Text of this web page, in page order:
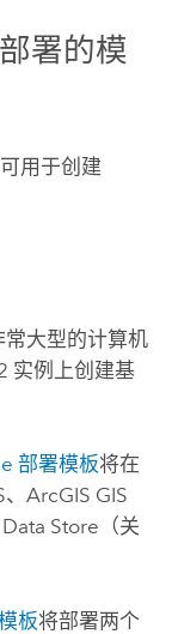
部署的模
用于创建
大型的计算机
实例上创建基
部署模板将在
、 ArcGIS GIS
Store （关
板将部署两个